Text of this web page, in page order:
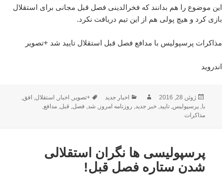
این موضوع را هم بدانند که فخرالدینی فصل قبل مجانی برای استقلال
بازی کرد و هیچ پولی هم از این تیم دریافت نکرد.
مذاکرات پرسپولیس با مدافع فصل قبل استقلال تایید شد +تصویر
اندروید
ارسال
شده
در
ژوئن 28, 2016 نویسندهدسته‌ها
اخبار جدید برچسب‌ها
+تصویر, اخبار, استقلال, افق,
با,پرسپولیس,تایید,خبر جدید, روزنامه امروز, شد, فصل, قبل,مدافع,
مذاکرات
پرسپولیسی ها نگران استقلالی
شدن ستاره فصل قبل!